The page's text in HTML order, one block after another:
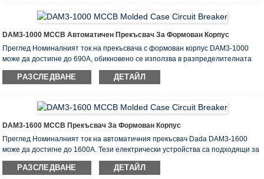
претоварване, както и за защита срещу късо съединение и условия на
понижено напрежение. В сравнение със серията DAM1, серията DAM3 е
предназначена за малки ...
DAM3-1000 MCCB Автоматичен Прекъсвач За Формован Корпус
Преглед Номиналният ток на прекъсвача с формован корпус DAM3-1000
може да достигне до 690А, обикновено се използва в разпределителната
верига за разпределение на мощността и защита на веригата и
захранващото оборудване от претоварване, късо съединение, повреди при
постоянен ток 1000A. В сравнение със серията DAM1, серията DAM3 е
проектирана за по-малък обем и по-висока прекъсваща способност,
предлагайки по-добри икономии на енергия. Електрически параметри на
РАЗСЛЕДВАНЕ ДЕТАЙЛ
DAM3-1600 MCCB Прекъсвач За Формован Корпус
Преглед Номиналният ток на автоматичния прекъсвач Dada DAM3-1600
може да достигне до 1600A. Тези електрически устройства са подходящи за
защита на вериги за разпределение на мощност с променлив ток 50-60Hz и
номинален работен ток до 1000A. Те могат да се използват и в
РАЗСЛЕДВАНЕ ДЕТАЙЛ